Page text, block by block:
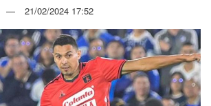
21/02/2024 17:52